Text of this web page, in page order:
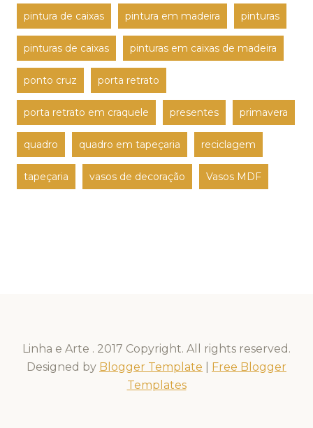
pintura de caixas pintura em madeira pinturas
pinturas de caixas pinturas em caixas de madeira
ponto cruz porta retrato
porta retrato em craquele presentes primavera
quadro quadro em tapeçaria reciclagem
tapeçaria vasos de decoração Vasos MDF
Linha e Arte . 2017 Copyright. All rights reserved.
Designed by Blogger Template
Free Blogger
Templates